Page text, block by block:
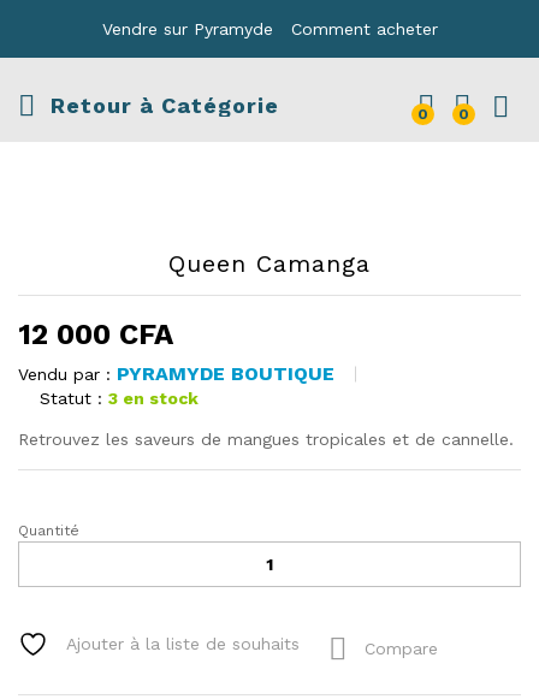
Vendre sur Pyramyde Comment acheter
Retour à Catégorie 0 0
Queen Camanga
12 000 CFA
Vendu par : PYRAMYDE BOUTIQUE
Statut : 3 en stock
Retrouvez les saveurs de mangues tropicales et de cannelle.
quantité
Quantité
Ajouter à la liste de souhaits Compare